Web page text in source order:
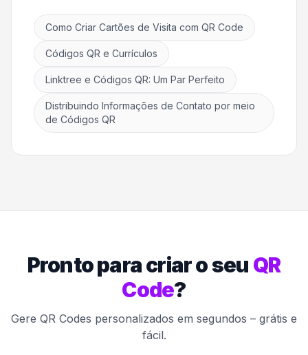
Como Criar Cartões de Visita com QR Code
Códigos QR e Currículos
Linktree e Códigos QR: Um Par Perfeito
Distribuindo Informações de Contato por meio
de Códigos QR
Pronto para criar o seu QR
Code?
Gere QR Codes personalizados em segundos – grátis e
fácil.